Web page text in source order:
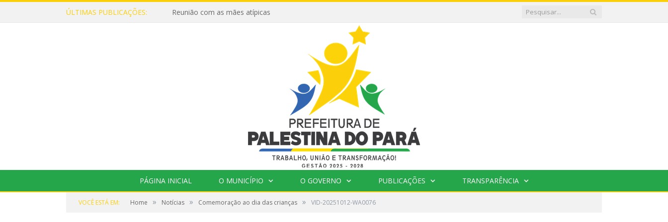
ÚLTIMAS PUBLICAÇÕES: Reunião com as mães atípicas
PÁGINA INICIAL O MUNICÍPIO O GOVERNO PUBLICAÇÕES TRANSPARÊNCIA
VOCÊ ESTÁ EM: Home » Notícias » Comemoração ao dia das crianças » VID-20251012-WA0076